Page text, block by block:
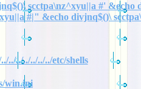
scctpa\nz^xyu||a #' &echo
#|" &echo divjnq$()\
../../../../../../etc/shells
win.ini